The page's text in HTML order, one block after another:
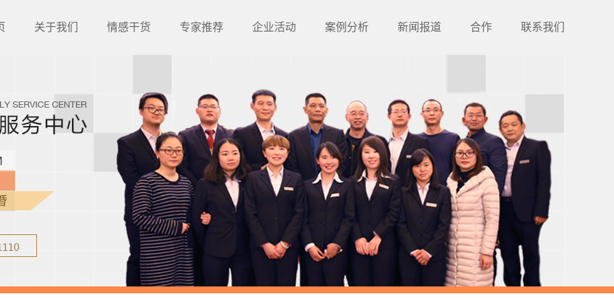
关于我们 情感干货 专家推荐 企业活动 案例分析 新闻报道 合作 联系我们